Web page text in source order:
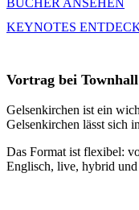
BÜCHER ANSEHEN
KEYNOTES
Vortrag bei
Gelsenkirchen ist ein
Gelsenkirchen lässt sich
Das Format ist flexibel:
Englisch, live, hybrid